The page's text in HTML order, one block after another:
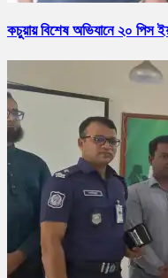
কচুয়ায় বিশেষ অভিযানে ২০ পিস